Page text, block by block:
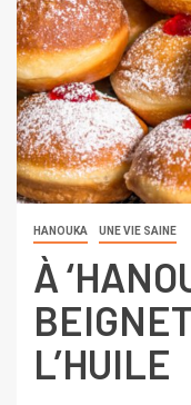
HANOUKA UNE VIE SAINE
À
L’HUILE